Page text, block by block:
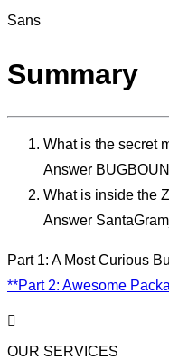
Sans
Summary
What is the secret
Answer
What is inside the
Answer
Part 1: A Most Curious
**Part 2: Awesome
OUR SERVICES